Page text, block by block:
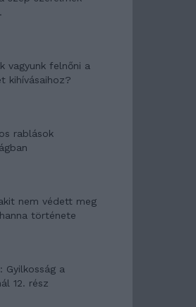
vagyunk felnőni a
kihívásaihoz?
rablások
nem védett meg
története
Gyilkosság a
12. rész